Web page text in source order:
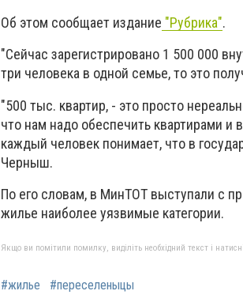
Об этом сообщает издание "Рубрика".
"Сейчас зарегистрировано 1 500 000
три человека в одной семье, то это
"500 тыс. квартир, - это просто
что нам надо обеспечить квартирами
каждый человек понимает, что в
Черныш.
По его словам, в МинТОТ выступали с
жилье наиболее уязвимые категории.
Якщо ви помітили помилку, виділіть необхідний текст і
#жилье #переселеныцы